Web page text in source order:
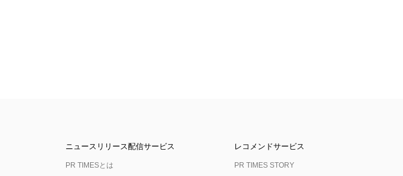
ニュースリリース配信サービス
PR TIMESとは
レコメンドサービス
PR TIMES STORY